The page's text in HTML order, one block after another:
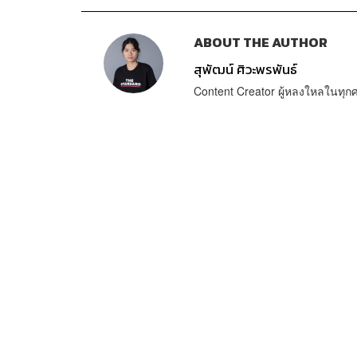
ABOUT THE AUTHOR
สุพัฒน์ ศิวะพรพันธ์
Content Creator ผู้หลงใหลใน